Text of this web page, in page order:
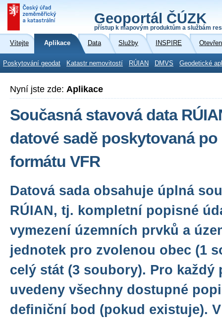
Geoportál ČÚZK
přístup k mapovým produktům a službám
Vítejte Aplikace Data Služby INSPIRE
Poskytování geodat Katastr nemovitostí RÚIAN DMVS Geodetické
Nyní jste zde: Aplikace
Současná stavová data
datové sadě poskytovaná
formátu VFR
Datová sada obsahuje úplná
RÚIAN, tj. kompletní popisné
vymezení územních prvků a
jednotek pro zvolenou obec (1
celý stát (3 soubory). Pro každý
uvedeny všechny dostupné
definiční bod (pokud existuje).